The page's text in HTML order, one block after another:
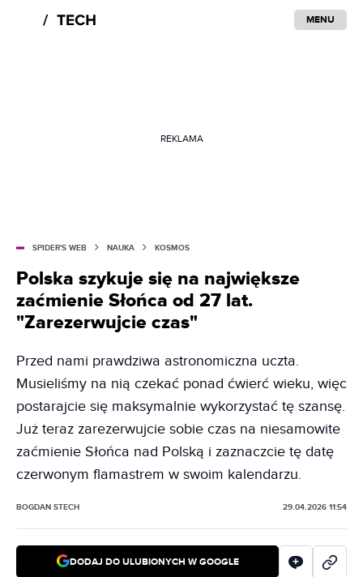
MENU
REKLAMA
SPIDER'S WEB NAUKA KOSMOS
Polska szykuje się na największe
zaćmienie Słońca od 27 lat.
"Zarezerwujcie czas"
Przed nami prawdziwa astronomiczna uczta.
Musieliśmy na nią czekać ponad ćwierć wieku, więc
postarajcie się maksymalnie wykorzystać tę szansę.
Już teraz zarezerwujcie sobie czas na niesamowite
zaćmienie Słońca nad Polską i zaznaczcie tę datę
czerwonym flamastrem w swoim kalendarzu.
BOGDAN STECH 29.04.2026 11:54
DODAJ DO ULUBIONYCH W GOOGLE